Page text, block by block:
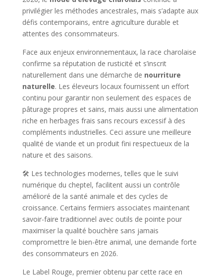
privilégier les méthodes ancestrales, mais s’adapte aux
défis contemporains, entre agriculture durable et
attentes des consommateurs.
Face aux enjeux environnementaux, la race charolaise
confirme sa réputation de rusticité et s’inscrit
naturellement dans une démarche de nourriture
naturelle. Les éleveurs locaux fournissent un effort
continu pour garantir non seulement des espaces de
pâturage propres et sains, mais aussi une alimentation
riche en herbages frais sans recours excessif à des
compléments industrielles. Ceci assure une meilleure
qualité de viande et un produit fini respectueux de la
nature et des saisons.
🛠️ Les technologies modernes, telles que le suivi
numérique du cheptel, facilitent aussi un contrôle
amélioré de la santé animale et des cycles de
croissance. Certains fermiers associates maintenant
savoir-faire traditionnel avec outils de pointe pour
maximiser la qualité bouchère sans jamais
compromettre le bien-être animal, une demande forte
des consommateurs en 2026.
Le Label Rouge, premier obtenu par cette race en